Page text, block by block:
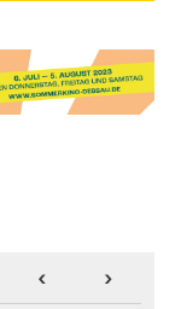
< >